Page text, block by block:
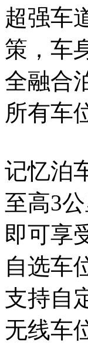
超强车道
策，
全融合
所有车
记忆泊
至高3公
即可享
自选车
支持自定
无线车